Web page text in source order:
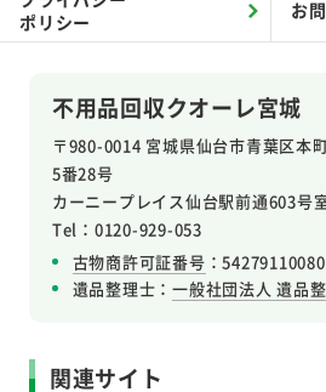
不用品回収クオーレ宮城
〒980-0014 宮城県仙台市青葉区本
5番28号
カーニープレイス仙台駅前通603号
Tel：0120-929-053
古物商許可証番号 ：
遺品整理士： 一般社団法人 遺品
ポリシー
お
関連サイト